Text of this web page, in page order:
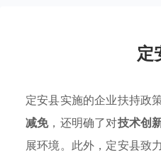
定
定安县实施的企业扶持政
减免，还明确了对技术创
展环境。此外，定安县致